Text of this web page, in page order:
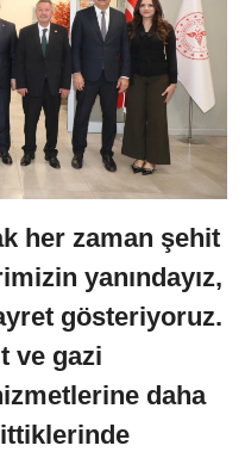
her zaman şehit
yanındayız,
gösteriyoruz.
ve gazi
daha